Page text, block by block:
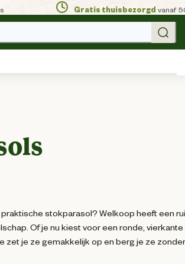
Gratis thuisbezorgd vanaf
stokparasol? Welkoop heeft een
Of je nu kiest voor een ronde,
zet je ze gemakkelijk op en berg je ze